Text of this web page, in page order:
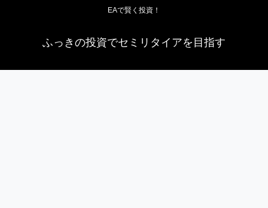
EAで賢く投資！
ふっきの投資でセミリタイアを目指す